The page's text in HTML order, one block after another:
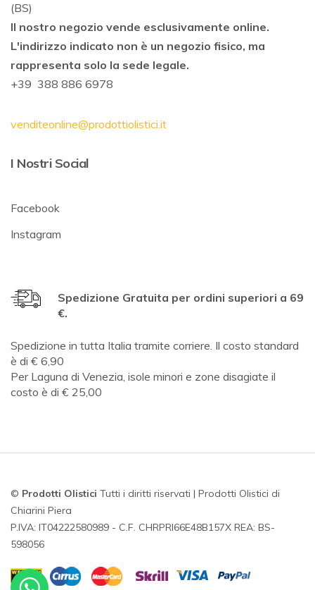
(BS)
Il nostro negozio vende esclusivamente online.
L'indirizzo indicato non è un negozio fisico, ma
rappresenta solo la sede legale.
+39 388 886 6978
venditeonline@prodottiolistici.it
I Nostri Social
Facebook
Instagram
Spedizione Gratuita per ordini superiori a 69
€.
Spedizione in tutta Italia tramite corriere. Il costo standard
è di € 6,90
Per Laguna di Venezia, isole minori e zone disagiate il
costo è di € 25,00
© Prodotti Olistici Tutti i diritti riservati | Prodotti Olistici di
Chiarini Piera
P.IVA: IT04222580989 - C.F. CHRPRI66E48B157X REA: BS-
598056